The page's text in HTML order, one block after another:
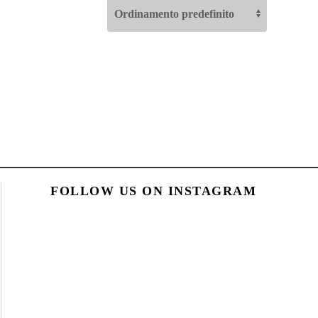
FOLLOW US ON INSTAGRAM